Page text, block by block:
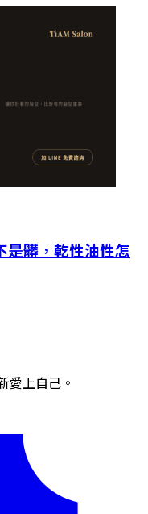
是髒，乾性油性怎
愛上自己。